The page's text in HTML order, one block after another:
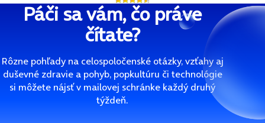
Páči sa vám, čo práve
čítate?
Rôzne pohľady na celospoločenské otázky, vzťahy aj
duševné zdravie a pohyb, popkultúru či technológie
si môžete nájsť v mailovej schránke každý druhý
týždeň.